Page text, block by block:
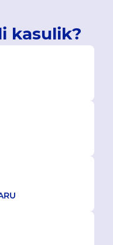
kasulik?